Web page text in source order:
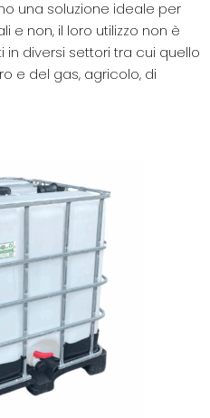
una soluzione ideale per
e non, il loro utilizzo non è
in diversi settori tra cui quello
e del gas, agricolo, di